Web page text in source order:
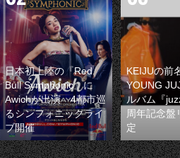
日本初上陸の『Red
Bull Symphonic』に
Awichが出演 4都市巡
るシンフォニックライ
ブ開催
KEIJUの前
YOUNG
ルバム『
周年記念盤
定